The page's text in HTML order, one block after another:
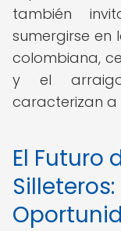
también
sumergirse en
colombiana,
y el
caracterizan a
El Futuro